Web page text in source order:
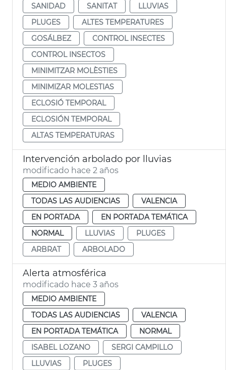
SANIDAD
SANITAT
LLUVIAS
PLUGES
ALTES TEMPERATURES
GOSÁLBEZ
CONTROL INSECTES
CONTROL INSECTOS
MINIMITZAR MOLÈSTIES
MINIMIZAR MOLESTIAS
ECLOSIÓ TEMPORAL
ECLOSIÓN TEMPORAL
ALTAS TEMPERATURAS
Intervención arbolado por lluvias
modificado hace 2 años
MEDIO AMBIENTE
TODAS LAS AUDIENCIAS
VALENCIA
EN PORTADA
EN PORTADA TEMÁTICA
NORMAL
LLUVIAS
PLUGES
ARBRAT
ARBOLADO
Alerta atmosférica
modificado hace 3 años
MEDIO AMBIENTE
TODAS LAS AUDIENCIAS
VALENCIA
EN PORTADA TEMÁTICA
NORMAL
ISABEL LOZANO
SERGI CAMPILLO
LLUVIAS
PLUGES